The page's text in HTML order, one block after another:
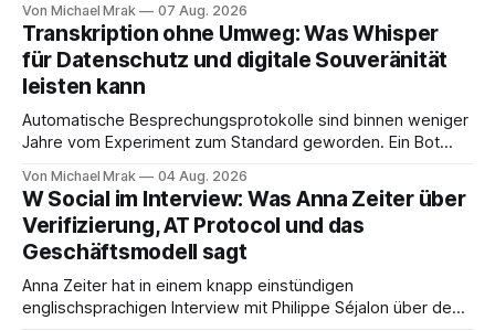
KI-Systeme Angriffe nicht nur unterstützen, sondern
durchführen können. Sie können. Es gibt inzwischen genug
dokumentierte Fälle, um über Belege statt
Von Michael Mrak 07 Aug. 2026
Transkription ohne Umweg: Was Whisper
für Datenschutz und digitale Souveränität
leisten kann
Automatische Besprechungsprotokolle sind binnen weniger
Jahre vom Experiment zum Standard geworden. Ein Bot
Ende eine Zusammenfassung samt Aufgabenliste. Das
funktioniert gut. Die Frage, die regelmäßig untergeht, lautet:
Wo genau liegt das Audio, wer verarbeitet es und unter
welcher Rechtsgrundlage? Es gibt
Von Michael Mrak 04 Aug. 2026
W Social im Interview: Was Anna Zeiter über
Verifizierung, AT Protocol und das
Geschäftsmodell sagt
Anna Zeiter hat in einem knapp einstündigen
englischsprachigen Interview mit Philippe Séjalon über den